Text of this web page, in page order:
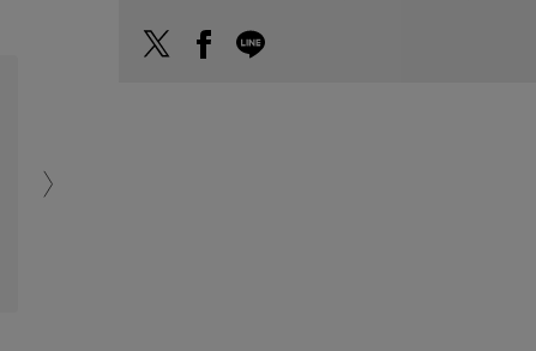
少し透け感がありますのでインナーは必要ですが、美しい光沢感